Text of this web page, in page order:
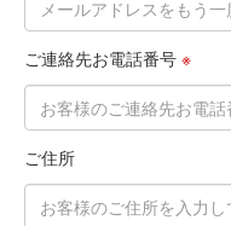
ご連絡先お電話番号 ※
ご住所